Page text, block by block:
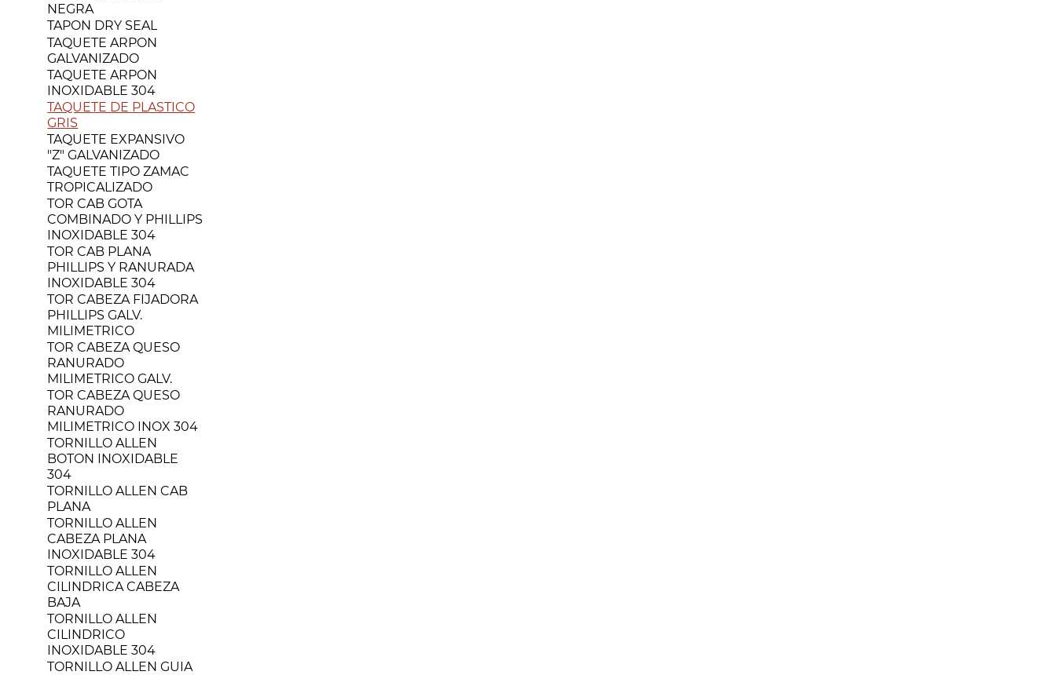
NEGRA
TAPON DRY SEAL
TAQUETE ARPON
GALVANIZADO
TAQUETE ARPON
INOXIDABLE 304
TAQUETE DE PLASTICO
GRIS
TAQUETE EXPANSIVO
"Z" GALVANIZADO
TAQUETE TIPO ZAMAC
TROPICALIZADO
TOR CAB GOTA
COMBINADO Y PHILLIPS
INOXIDABLE 304
TOR CAB PLANA
PHILLIPS Y RANURADA
INOXIDABLE 304
TOR CABEZA FIJADORA
PHILLIPS GALV.
MILIMETRICO
TOR CABEZA QUESO
RANURADO
MILIMETRICO GALV.
TOR CABEZA QUESO
RANURADO
MILIMETRICO INOX 304
TORNILLO ALLEN
BOTON INOXIDABLE
304
TORNILLO ALLEN CAB
PLANA
TORNILLO ALLEN
CABEZA PLANA
INOXIDABLE 304
TORNILLO ALLEN
CILINDRICA CABEZA
BAJA
TORNILLO ALLEN
CILINDRICO
INOXIDABLE 304
TORNILLO ALLEN GUIA